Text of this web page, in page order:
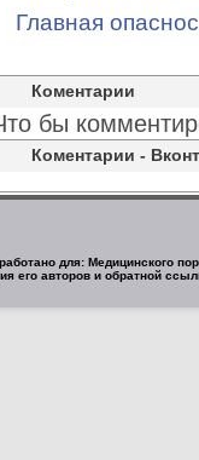
Главная
Коментарии
бы
Коментарии -
для: Медицинского
его авторов и обратной